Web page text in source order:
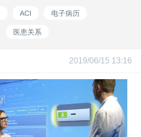
ACI 电子病历
医患关系
2019/06/15 13:16